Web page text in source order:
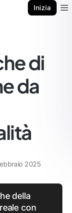
Inizia
di
da
2025
della
con